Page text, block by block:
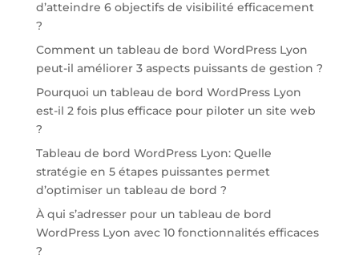
d’atteindre 6 objectifs de visibilité efficacement
?
Comment un tableau de bord WordPress Lyon
peut-il améliorer 3 aspects puissants de gestion ?
Pourquoi un tableau de bord WordPress Lyon
est-il 2 fois plus efficace pour piloter un site web
?
Tableau de bord WordPress Lyon: Quelle
stratégie en 5 étapes puissantes permet
d’optimiser un tableau de bord ?
À qui s’adresser pour un tableau de bord
WordPress Lyon avec 10 fonctionnalités efficaces
?